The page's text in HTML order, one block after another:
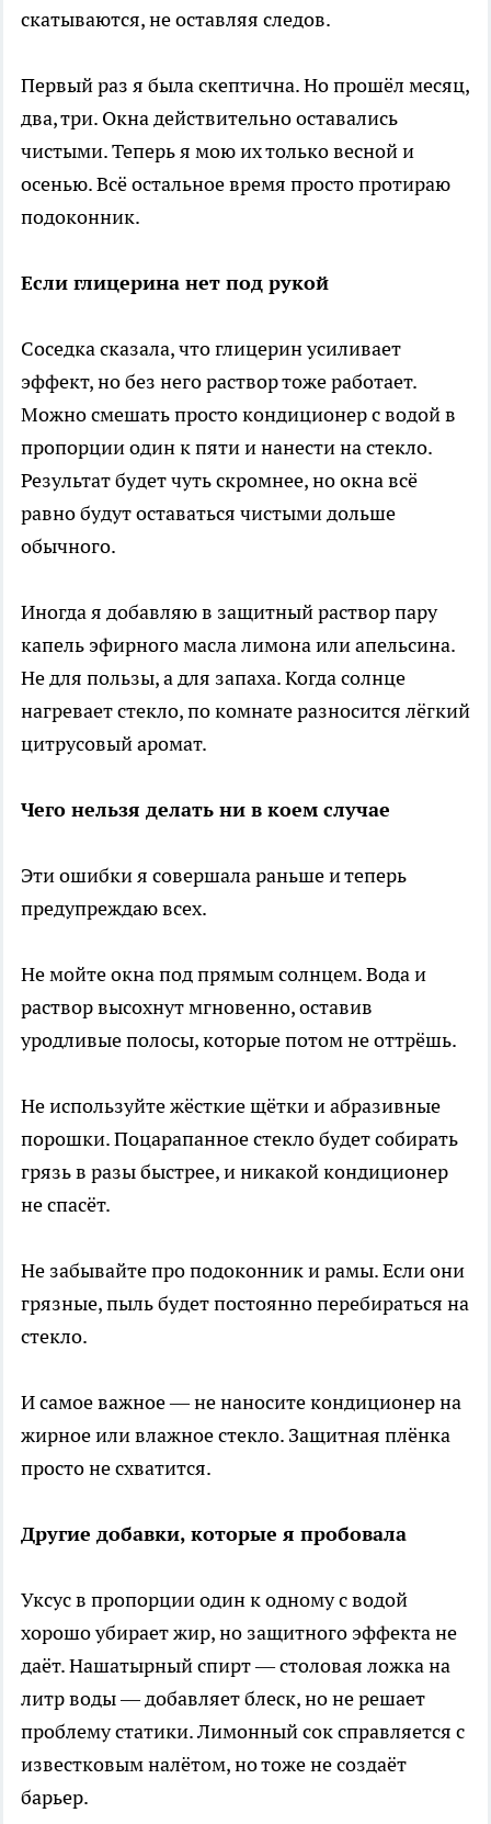
скатываются, не оставляя следов.
Первый раз я была скептична. Но прошёл месяц,
два, три. Окна действительно оставались
чистыми. Теперь я мою их только весной и
осенью. Всё остальное время просто протираю
подоконник.
Если глицерина нет под рукой
Соседка сказала, что глицерин усиливает
эффект, но без него раствор тоже работает.
Можно смешать просто кондиционер с водой в
пропорции один к пяти и нанести на стекло.
Результат будет чуть скромнее, но окна всё
равно будут оставаться чистыми дольше
обычного.
Иногда я добавляю в защитный раствор пару
капель эфирного масла лимона или апельсина.
Не для пользы, а для запаха. Когда солнце
нагревает стекло, по комнате разносится лёгкий
цитрусовый аромат.
Чего нельзя делать ни в коем случае
Эти ошибки я совершала раньше и теперь
предупреждаю всех.
Не мойте окна под прямым солнцем. Вода и
раствор высохнут мгновенно, оставив
уродливые полосы, которые потом не оттрёшь.
Не используйте жёсткие щётки и абразивные
порошки. Поцарапанное стекло будет собирать
грязь в разы быстрее, и никакой кондиционер
не спасёт.
Не забывайте про подоконник и рамы. Если они
грязные, пыль будет постоянно перебираться на
стекло.
И самое важное — не наносите кондиционер на
жирное или влажное стекло. Защитная плёнка
просто не схватится.
Другие добавки, которые я пробовала
Уксус в пропорции один к одному с водой
хорошо убирает жир, но защитного эффекта не
даёт. Нашатырный спирт — столовая ложка на
литр воды — добавляет блеск, но не решает
проблему статики. Лимонный сок справляется с
известковым налётом, но тоже не создаёт
барьер.